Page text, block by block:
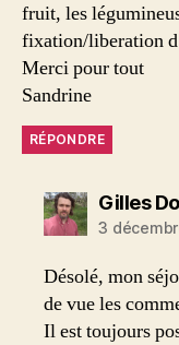
fruit, les
fixation/liberation
Merci pour tout
Sandrine
RÉPONDRE
Gilles
3
Désolé, mon
de vue les
Il est toujours